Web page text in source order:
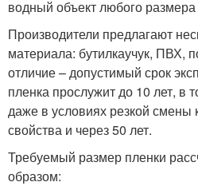
водный объект любого
Производители предлагают
материала: бутилкаучук, ПВХ,
отличие – допустимый срок
пленка прослужит до 10 лет, в
даже в условиях резкой смены
свойства и через 50 лет.
Требуемый размер пленки
образом: